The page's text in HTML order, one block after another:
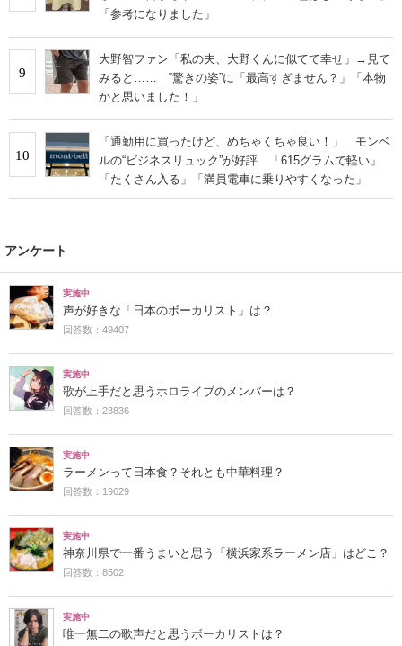
「参考になりました」
9
大野智ファン「私の夫、大野くんに似てて幸せ」→見て
みると…… ‟驚きの姿”に「最高すぎません？」「本物
かと思いました！」
10
「通勤用に買ったけど、めちゃくちゃ良い！」 モンベ
ルの“ビジネスリュック”が好評 「615グラムで軽い」
「たくさん入る」「満員電車に乗りやすくなった」
アンケート
実施中
声が好きな「日本のボーカリスト」は？
回答数：49407
実施中
歌が上手だと思うホロライブのメンバーは？
回答数：23836
実施中
ラーメンって日本食？それとも中華料理？
回答数：19629
実施中
神奈川県で一番うまいと思う「横浜家系ラーメン店」はどこ？
回答数：8502
実施中
唯一無二の歌声だと思うボーカリストは？